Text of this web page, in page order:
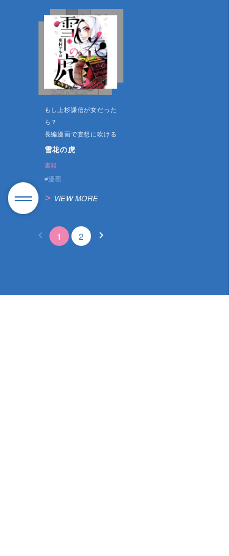
もし上杉謙信が女だった
ら？
長編漫画で妄想に吹ける
雪花の虎
書籍
漫画
VIEW MORE
1 2